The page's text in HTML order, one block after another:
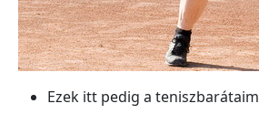
Ezek itt pedig a teniszbarátaim